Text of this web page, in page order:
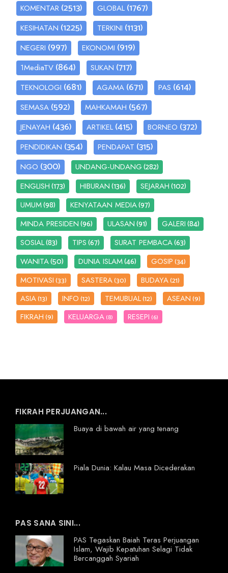
KOMENTAR (2513) GLOBAL (1767)
KESIHATAN (1225) TERKINI (1131)
NEGERI (997) EKONOMI (919)
1MediaTV (864) SUKAN (717)
TEKNOLOGI (681) AGAMA (671) PAS (614)
SEMASA (592) MAHKAMAH (567)
JENAYAH (436) ARTIKEL (415) BORNEO (372)
PENDIDIKAN (354) PENDAPAT (315)
NGO (300) UNDANG-UNDANG(282)
ENGLISH(173) HIBURAN(136) SEJARAH(102)
UMUM(98) KENYATAAN MEDIA(97)
MINDA PRESIDEN(96) ULASAN(91) GALERI(84)
SOSIAL(83) TIPS(67) SURAT PEMBACA(63)
WANITA(50) DUNIA ISLAM(46) GOSIP(34)
MOTIVASI(33) SASTERA(30) BUDAYA(21)
ASIA(13) INFO(12) TEMUBUAL(12) ASEAN(9)
FIKRAH(9) KELUARGA (8) RESEPI (6)
FIKRAH PERJUANGAN...
Buaya di bawah air yang tenang
Piala Dunia: Kalau Masa Dicederakan
PAS SANA SINI...
PAS Tegaskan Baiah Teras Perjuangan
Islam, Wajib Kepatuhan Selagi Tidak
Bercanggah Syariah